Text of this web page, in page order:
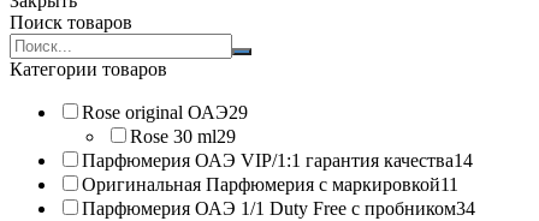
Поиск товаров
Search
products:
Категории товаров
Rose original ОАЭ29
Rose 30 ml29
Парфюмерия ОАЭ VIP/1:1 гарантия качества14
Оригинальная Парфюмерия с маркировкой11
Парфюмерия ОАЭ 1/1 Duty Free с пробником34